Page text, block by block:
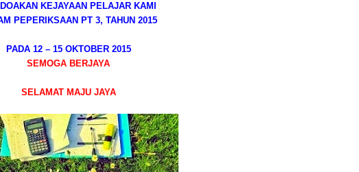
KEJAYAAN PELAJAR KAMI
PEPERIKSAAN PT 3, TAHUN 2015
PADA 12 – 15 OKTOBER 2015
SEMOGA BERJAYA
SELAMAT MAJU JAYA